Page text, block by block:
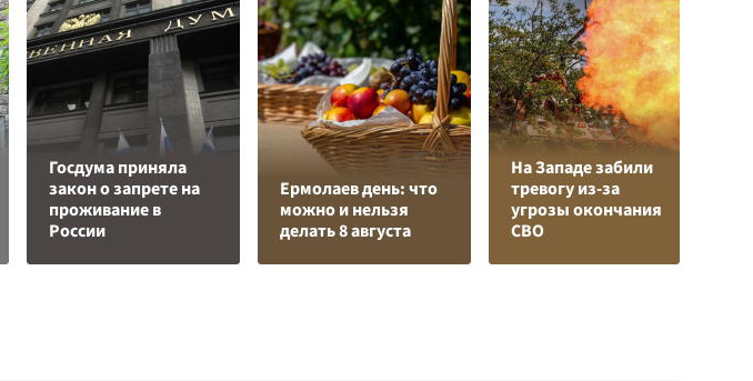
Госдума приняла
закон о запрете на
проживание в
России
Ермолаев день: что
можно и нельзя
делать 8 августа
На Западе забили
тревогу из-за
угрозы окончания
СВО